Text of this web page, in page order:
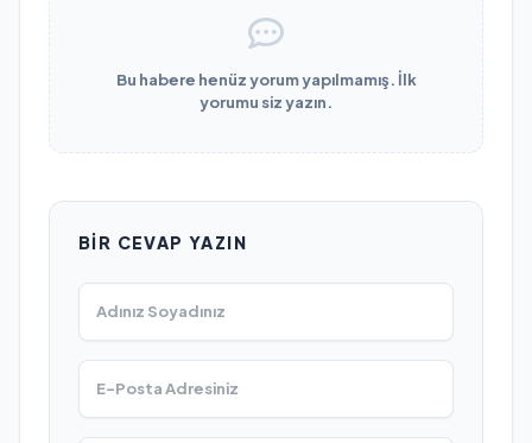
Bu habere henüz yorum yapılmamış. İlk
yorumu siz yazın.
BIR CEVAP YAZIN